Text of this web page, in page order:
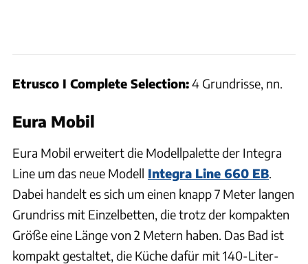
Etrusco I Complete Selection:4 Grundrisse, nn.
Eura Mobil
Eura Mobil erweitert die Modellpalette der Integra
Line um das neue Modell Integra Line 660 EB.
Dabei handelt es sich um einen knapp 7 Meter langen
Grundriss mit Einzelbetten, die trotz der kompakten
Größe eine Länge von 2 Metern haben. Das Bad ist
kompakt gestaltet, die Küche dafür mit 140-Liter-